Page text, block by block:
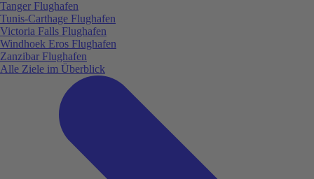
Tanger Flughafen
Tunis-Carthage Flughafen
Victoria Falls Flughafen
Windhoek Eros Flughafen
Zanzibar Flughafen
Alle Ziele im Überblick